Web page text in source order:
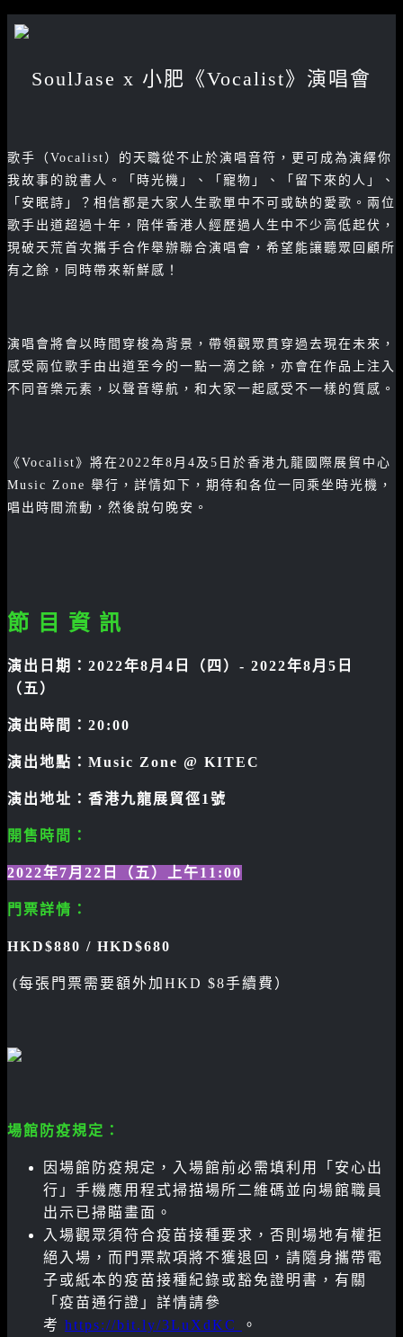
SoulJase x 小肥《Vocalist》演唱會
歌手（Vocalist）的天職從不止於演唱音符，更可成為演繹你
我故事的說書人。「時光機」、「寵物」、「留下來的人」、
「安眠詩」？相信都是大家人生歌單中不可或缺的愛歌。兩位
歌手出道超過十年，陪伴香港人經歷過人生中不少高低起伏，
現破天荒首次攜手合作舉辦聯合演唱會，希望能讓聽眾回顧所
有之餘，同時帶來新鮮感！
演唱會將會以時間穿梭為背景，帶領觀眾貫穿過去現在未來，
感受兩位歌手由出道至今的一點一滴之餘，亦會在作品上注入
不同音樂元素，以聲音導航，和大家一起感受不一樣的質感。
《Vocalist》將在2022年8月4及5日於香港九龍國際展貿中心
Music Zone 舉行，詳情如下，期待和各位一同乘坐時光機，
唱出時間流動，然後說句晚安。
節 目 資 訊
演出日期：2022年8月4日（四）- 2022年8月5日
（五）
演出時間：20:00
演出地點：Music Zone @ KITEC
演出地址：香港九龍展貿徑1號
開售時間：
2022年7月22日（五）上午11:00
門票詳情：
HKD$880 / HKD$680
(每張門票需要額外加HKD $8手續費）
場館防疫規定：
因場館防疫規定，入場館前必需填利用「安心出
行」手機應用程式掃描場所二維碼並向場館職員
出示已掃瞄畫面。
入場觀眾須符合疫苗接種要求，否則場地有權拒
絕入場，而門票款項將不獲退回，請隨身攜帶電
子或紙本的疫苗接種紀錄或豁免證明書，有關
「疫苗通行證」詳情請參
考 https://bit.ly/3LuXdKC
。